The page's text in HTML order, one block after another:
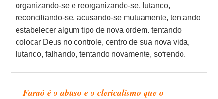
organizando-se e reorganizando-se, lutando,
reconciliando-se, acusando-se mutuamente, tentando
estabelecer algum tipo de nova ordem, tentando
colocar Deus no controle, centro de sua nova vida,
lutando, falhando, tentando novamente, sofrendo.
Faraó é o abuso e o clericalismo que o